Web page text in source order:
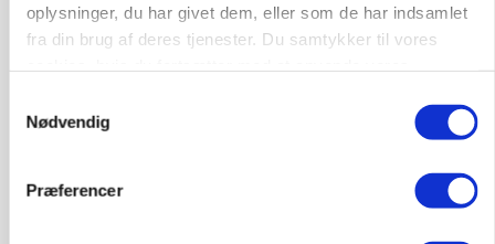
oplysninger, du har givet dem, eller som de har indsamlet
fra din brug af deres tjenester. Du samtykker til vores
Nødvendig
Præferencer
POLITIK